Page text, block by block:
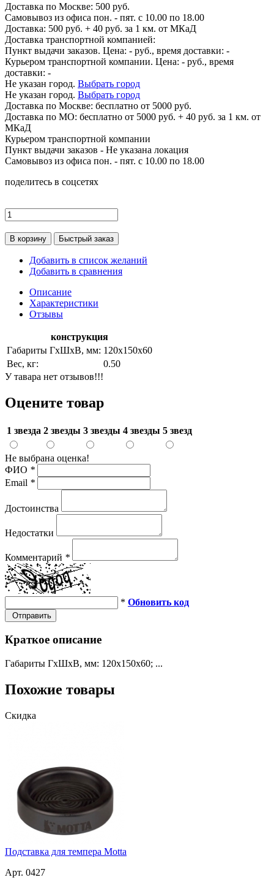
Доставка по Москве: 500 руб.
Самовывоз из офиса пон. - пят. с 10.00 по 18.00
Доставка: 500 руб. + 40 руб. за 1 км. от МКаД
Доставка транспортной компанией:
Пункт выдачи заказов. Цена: - руб., время доставки: -
Курьером транспортной компании. Цена: - руб., время
доставки: -
Не указан город. Выбрать город
Не указан город. Выбрать город
Доставка по Москве: бесплатно от 5000 руб.
Доставка по МО: бесплатно от 5000 руб. + 40 руб. за 1 км. от
МКаД
Курьером транспортной компании
Пункт выдачи заказов - Не указана локация
Самовывоз из офиса пон. - пят. с 10.00 по 18.00
поделитесь в соцсетях
В корзину Быстрый заказ
Добавить в список желаний
Добавить в сравнения
Описание
Характеристики
Отзывы
конструкция
Габариты ГхШхВ, мм: 120х150х60
Вес, кг:
0.50
У тавара нет отзывов!!!
Оцените товар
1 звезда 2 звезды 3 звезды 4 звезды 5 звезд
Не выбрана оценка!
ФИО *
Email *
Достоинства
Недостатки
Комментарий *
* Обновить код
Отправить
Краткое описание
Габариты ГхШхВ, мм: 120х150х60; ...
Похожие товары
Скидка
Подставка для темпера Motta
Арт. 0427